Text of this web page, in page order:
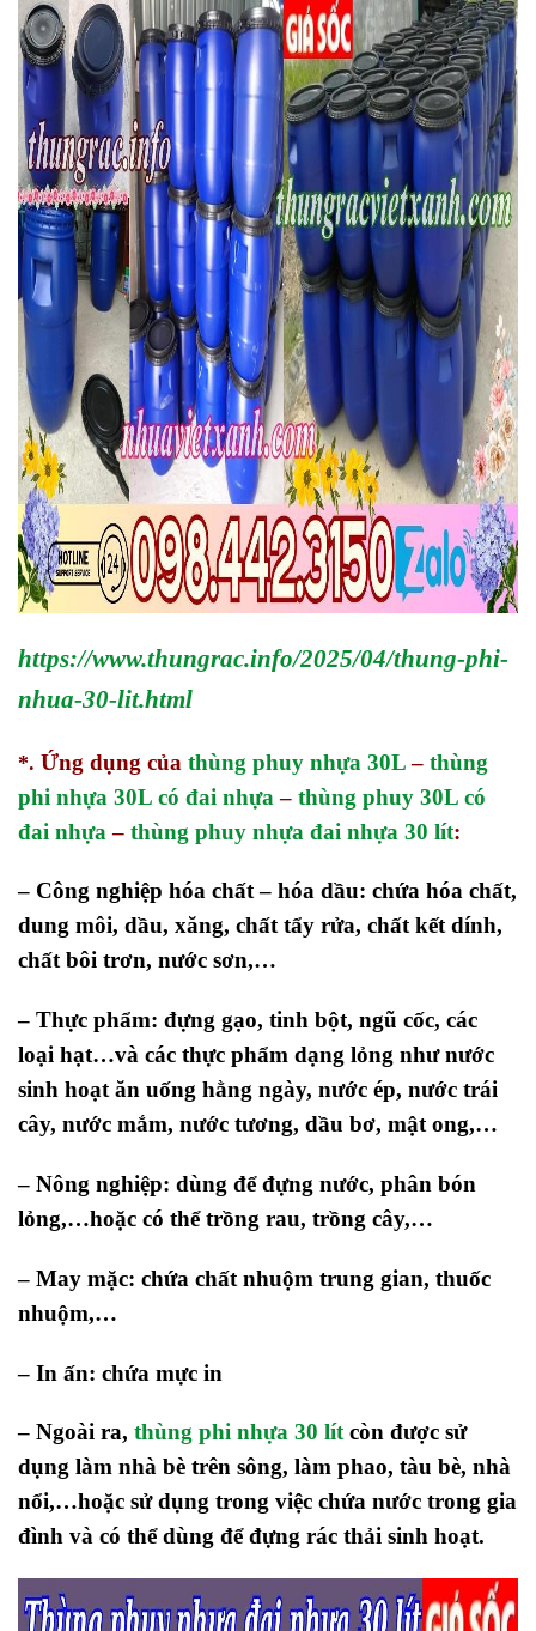
https://www.thungrac.info/2025/04/thung-phi-
nhua-30-lit.html
*. Ứng dụng của thùng phuy nhựa 30L– thùng
phi nhựa 30L có đai nhựa – thùng phuy 30L có
đai nhựa – thùng phuy nhựa đai nhựa 30 lít:
– Công nghiệp hóa chất – hóa dầu: chứa hóa chất,
dung môi, dầu, xăng, chất tẩy rửa, chất kết dính,
chất bôi trơn, nước sơn,…
– Thực phẩm: đựng gạo, tinh bột, ngũ cốc, các
loại hạt…và các thực phẩm dạng lỏng như nước
sinh hoạt ăn uống hằng ngày, nước ép, nước trái
cây, nước mắm, nước tương, dầu bơ, mật ong,…
– Nông nghiệp: dùng để đựng nước, phân bón
lỏng,…hoặc có thể trồng rau, trồng cây,…
– May mặc: chứa chất nhuộm trung gian, thuốc
nhuộm,…
– In ấn: chứa mực in
– Ngoài ra, thùng phi nhựa 30 lítcòn được sử
dụng làm nhà bè trên sông, làm phao, tàu bè, nhà
nổi,…hoặc sử dụng trong việc chứa nước trong gia
đình và có thể dùng để đựng rác thải sinh hoạt.